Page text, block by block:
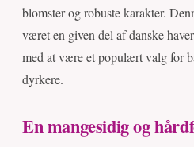
blomster og robuste karakter.
været en given del af danske
med at være et populært valg for
dyrkere.
En mangesidig og